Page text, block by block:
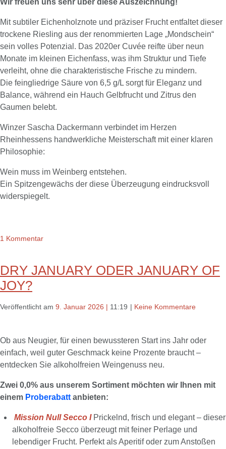
Wir freuen uns sehr über diese Auszeichnung!
Mit subtiler Eichenholznote und präziser Frucht entfaltet dieser
trockene Riesling aus der renommierten Lage „Mondschein“
sein volles Potenzial. Das 2020er Cuvée reifte über neun
Monate im kleinen Eichenfass, was ihm Struktur und Tiefe
verleiht, ohne die charakteristische Frische zu mindern.
Die feingliedrige Säure von 6,5 g/L sorgt für Eleganz und
Balance, während ein Hauch Gelbfrucht und Zitrus den
Gaumen belebt.
Winzer Sascha Dackermann verbindet im Herzen
Rheinhessens handwerkliche Meisterschaft mit einer klaren
Philosophie:
Wein muss im Weinberg entstehen.
Ein Spitzengewächs der diese Überzeugung eindrucksvoll
widerspiegelt.
1 Kommentar
DRY JANUARY ODER JANUARY OF
JOY?
Veröffentlicht am 9. Januar 2026 | 11:19 | Keine Kommentare
Ob aus Neugier, für einen bewussteren Start ins Jahr oder
einfach, weil guter Geschmack keine Prozente braucht –
entdecken Sie alkoholfreien Weingenuss neu.
Zwei 0,0% aus unserem Sortiment möchten wir Ihnen mit
einem Proberabatt anbieten:
Mission Null Secco I Prickelnd, frisch und elegant – dieser
alkoholfreie Secco überzeugt mit feiner Perlage und
lebendiger Frucht. Perfekt als Aperitif oder zum Anstoßen